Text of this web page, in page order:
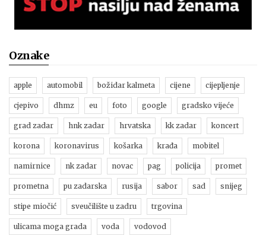
Oznake
apple automobil božidar kalmeta cijene cijepljenje
cjepivo dhmz eu foto google gradsko vijeće
grad zadar hnk zadar hrvatska kk zadar koncert
korona koronavirus košarka krađa mobitel
namirnice nk zadar novac pag policija promet
prometna pu zadarska rusija sabor sad snijeg
stipe miočić sveučilište u zadru trgovina
ulicama moga grada voda vodovod